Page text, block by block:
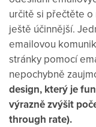
určitě si přečtěte
ještě účinnější.
emailovou
stránky pomocí
nepochybně
design, který je
výrazně zvýšit
through rate).